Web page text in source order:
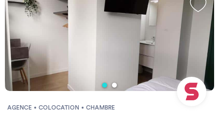
AGENCE COLOCATION CHAMBRE